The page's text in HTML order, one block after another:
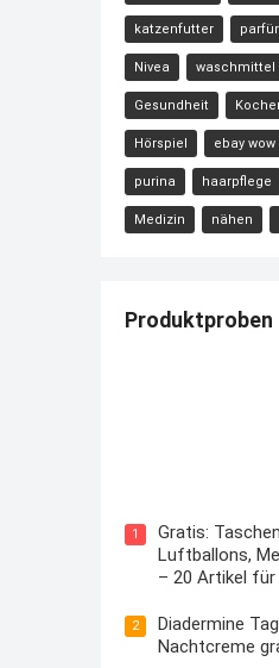
katzenfutter
Nivea waschmittel
Gesundheit
Hörspiel ebay wow
purina haarpflege
Medizin nähen
Produktproben
1
Gratis:
Luftballons,
– 20 Artikel für
2
Diadermine
Nachtcreme